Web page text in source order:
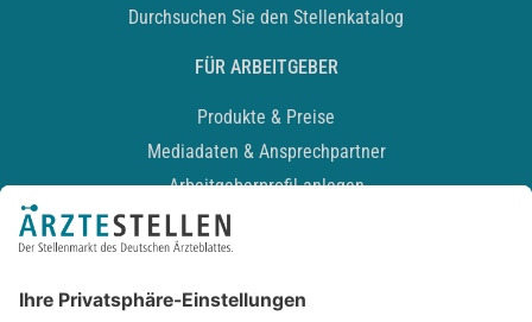
Durchsuchen Sie den Stellenkatalog
FÜR ARBEITGEBER
Produkte & Preise
Mediadaten & Ansprechpartner
Arbeitgeberprofil anlegen
Recruiting-Podcast